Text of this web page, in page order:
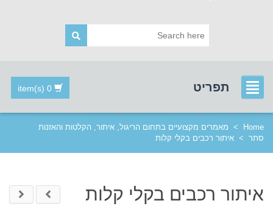
תפריט 0 item(s)
Home
> מאמרים מקצועיים בתחום הריגול, איתור, הקלטות והאזנות
סתר > איתור רכבים בקלי קלות
איתור רכבים בקלי קלות